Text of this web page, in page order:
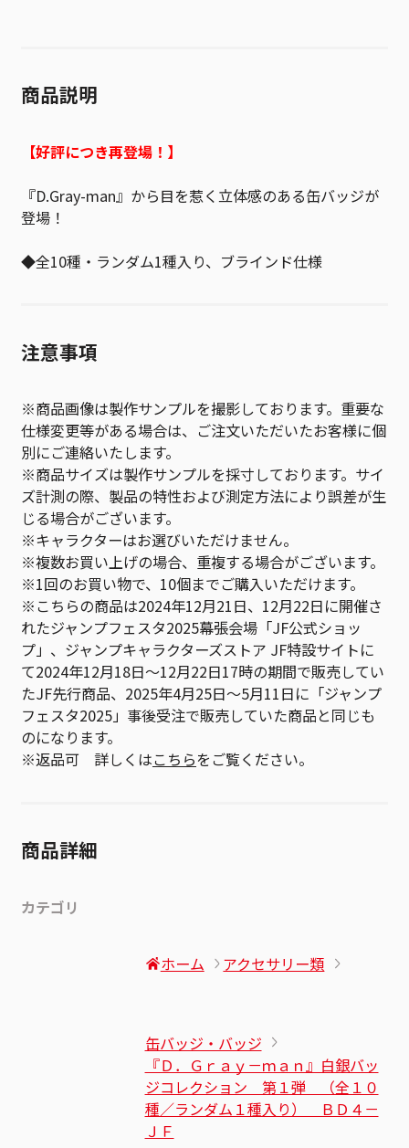
商品説明
【好評につき再登場！】
『D.Gray-man』から目を惹く立体感のある缶バッジが
登場！
◆全10種・ランダム1種入り、ブラインド仕様
注意事項
※商品画像は製作サンプルを撮影しております。重要な
仕様変更等がある場合は、ご注文いただいたお客様に個
別にご連絡いたします。
※商品サイズは製作サンプルを採寸しております。サイ
ズ計測の際、製品の特性および測定方法により誤差が生
じる場合がございます。
※キャラクターはお選びいただけません。
※複数お買い上げの場合、重複する場合がございます。
※1回のお買い物で、10個までご購入いただけます。
※こちらの商品は2024年12月21日、12月22日に開催さ
れたジャンプフェスタ2025幕張会場「JF公式ショッ
プ」、ジャンプキャラクターズストア JF特設サイトに
て2024年12月18日～12月22日17時の期間で販売してい
たJF先行商品、2025年4月25日～5月11日に「ジャンプ
フェスタ2025」事後受注で販売していた商品と同じも
のになります。
※返品可 詳しくはこちらをご覧ください。
商品詳細
カテゴリ
ホーム アクセサリー類
缶バッジ・バッジ
『Ｄ．Ｇｒａｙ－ｍａｎ』白銀バッ
ジコレクション 第１弾 （全１０
種／ランダム１種入り） ＢＤ４－
ＪＦ